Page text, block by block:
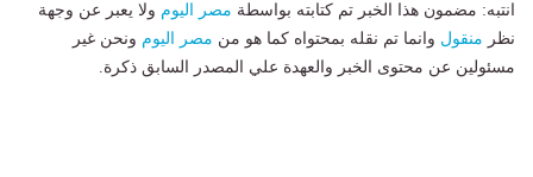
انتبه: مضمون هذا الخبر تم كتابته بواسطة مصر اليوم ولا يعبر عن وجهة
نظر منقول وانما تم نقله بمحتواه كما هو من مصر اليوم ونحن غير
مسئولين عن محتوى الخبر والعهدة علي المصدر السابق ذكرة.